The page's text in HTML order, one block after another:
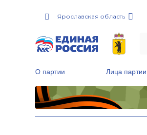
Ярославская область
О партии Лица партии